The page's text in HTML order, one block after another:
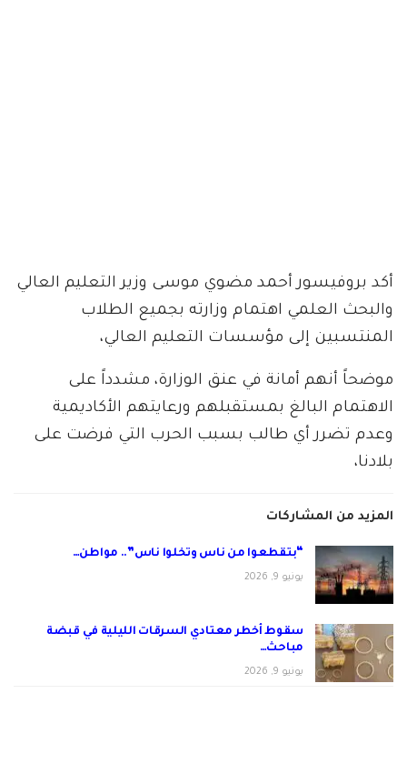
أكد بروفيسور أحمد مضوي موسى وزير التعليم العالي
والبحث العلمي اهتمام وزارته بجميع الطلاب
المنتسبين إلى مؤسسات التعليم العالي،
موضحاً أنهم أمانة في عنق الوزارة، مشدداً على
الاهتمام البالغ بمستقبلهم ورعايتهم الأكاديمية
وعدم تضرر أي طالب بسبب الحرب التي فرضت على
بلادنا،
المزيد من المشاركات
“بتقطعوا من ناس وتخلوا ناس”.. مواطن…
يونيو 9, 2026
سقوط أخطر معتادي السرقات الليلية في قبضة
مباحث…
يونيو 9, 2026